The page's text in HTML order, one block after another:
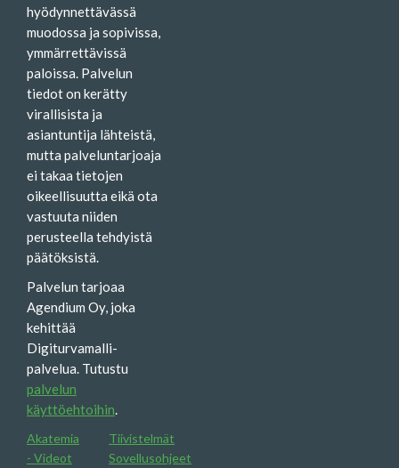
hyödynnettävässä
muodossa ja sopivissa,
ymmärrettävissä
paloissa. Palvelun
tiedot on kerätty
virallisista ja
asiantuntija lähteistä,
mutta palveluntarjoaja
ei takaa tietojen
oikeellisuutta eikä ota
vastuuta niiden
perusteella tehdyistä
päätöksistä.
Palvelun tarjoaa
Agendium Oy, joka
kehittää
Digiturvamalli-
palvelua. Tutustu
palvelun
käyttöehtoihin.
Akatemia
- Videot
Tiivistelmät
Sovellusohjeet